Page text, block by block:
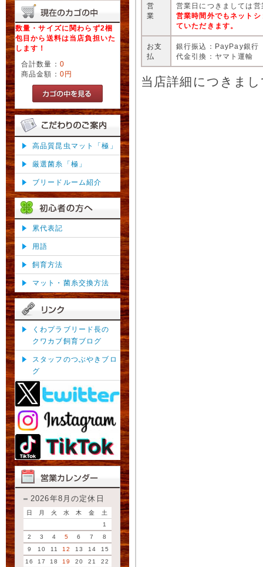
数量・サイズに関わらず2梱
包目から送料は当店負担いた
します！
合計数量： 0
商品金額： 0円
高品質昆虫マット「極」
厳選菌糸「極」
ブリードルーム紹介
累代表記
用語
飼育方法
マット・菌糸交換方法
くわプラブリード長の
クワカブ飼育ブログ
スタッフのつぶやきブロ
グ
2026年8月の定休日
日 月 火 水 木 金
土
1
2
3 4 5 6 7
8
9
10 11 12 13 14
15
16
17 18 19 20 21
22
営
業
営業日につきましては
営業時間外でもネット
ていただきます。
お支
払
銀行振込：PayPay銀行
代金引換：ヤマト運輸
当店詳細につきま